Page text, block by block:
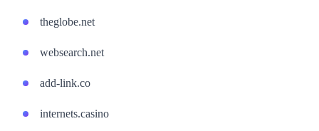
theglobe.net
websearch.net
add-link.co
internets.casino